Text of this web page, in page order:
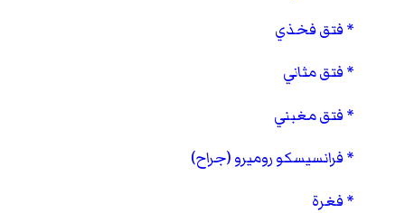
فتق فخذي
فتق مثاني
فتق مغبني
فرانسيسكو روميرو (جراح)
فغرة